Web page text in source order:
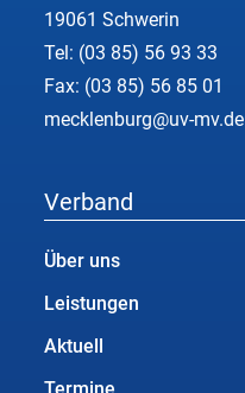
19061 Schwerin
Tel: (03 85) 56 93 33
Fax: (03 85) 56 85 01
mecklenburg@uv-mv.de
Verband
Über uns
Leistungen
Aktuell